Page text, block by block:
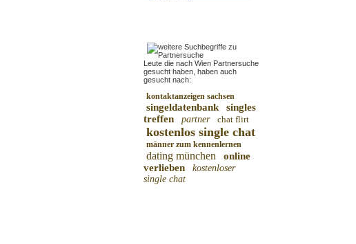
Leute die nach Wien Partnersuche
gesucht haben, haben auch
gesucht nach:
kontaktanzeigen sachsen
singeldatenbank
singles
treffen
partner chat flirt
kostenlos single chat
männer zum kennenlernen
dating münchen
online
verlieben
kostenloser
single chat